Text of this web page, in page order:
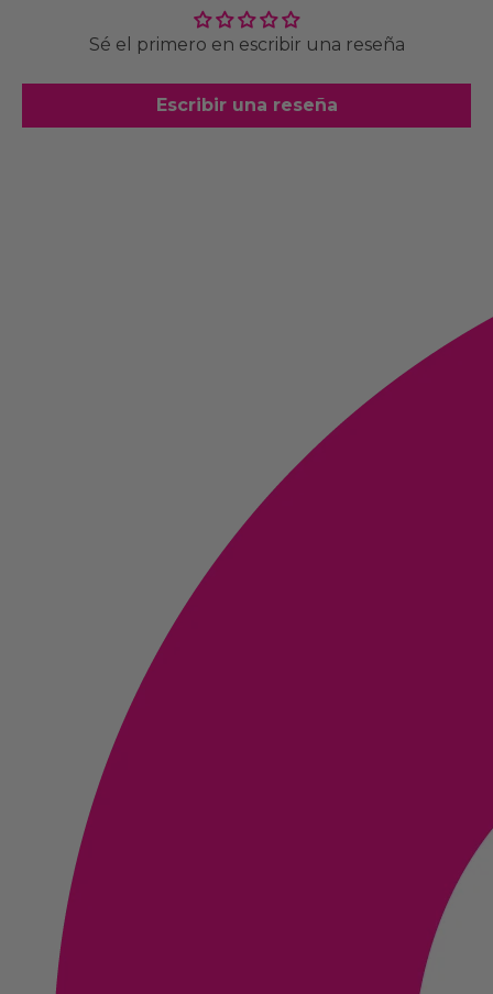
Sé el primero en escribir una reseña
Escribir una reseña